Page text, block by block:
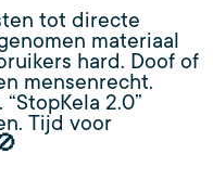
tot directe
materiaal
hard. Doof of
mensenrecht.
2.0”
Tijd voor